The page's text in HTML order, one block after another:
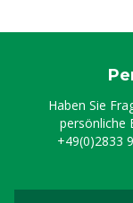
Haben Sie
persönliche
+49(0)2833